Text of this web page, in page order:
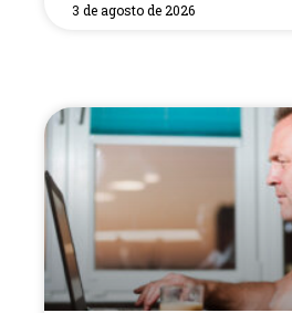
3 de agosto de 2026